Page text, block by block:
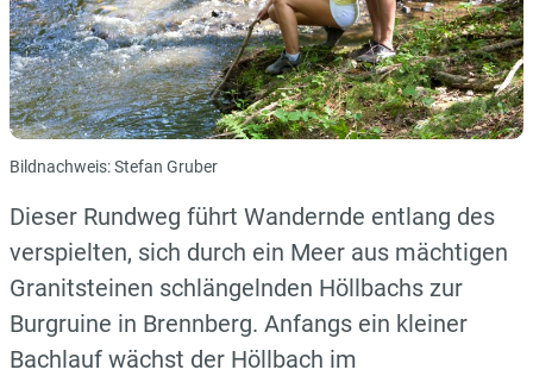
Bildnachweis: Stefan Gruber
Dieser Rundweg führt Wandernde entlang des
verspielten, sich durch ein Meer aus mächtigen
Granitsteinen schlängelnden Höllbachs zur
Burgruine in Brennberg. Anfangs ein kleiner
Bachlauf wächst der Höllbach im